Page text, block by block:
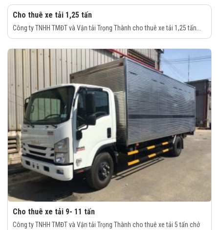
Cho thuê xe tải 1,25 tấn
Công ty TNHH TMĐT và Vận tải Trọng Thành cho thuê xe tải 1,25 tấn...
Cho thuê xe tải 9- 11 tấn
Công ty TNHH TMĐT và Vận tải Trọng Thành cho thuê xe tải 5 tấn chở